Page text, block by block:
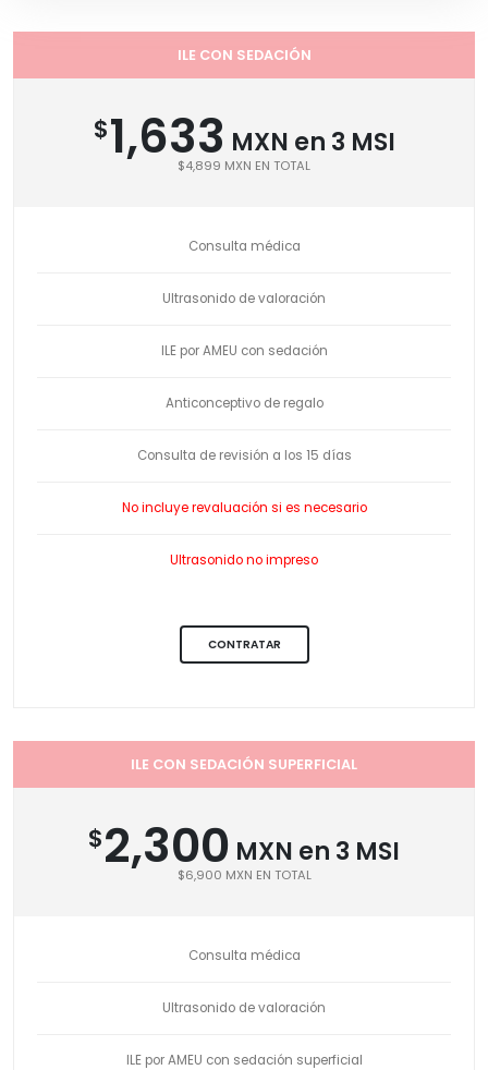
ILE CON SEDACIÓN
$1,633 MXN en 3 MSI
$4,899 MXN EN TOTAL
Consulta médica
Ultrasonido de valoración
ILE por AMEU con sedación
Anticonceptivo de regalo
Consulta de revisión a los 15 días
No incluye revaluación si es necesario
Ultrasonido no impreso
CONTRATAR
ILE CON SEDACIÓN SUPERFICIAL
$2,300 MXN en 3 MSI
$6,900 MXN EN TOTAL
Consulta médica
Ultrasonido de valoración
ILE por AMEU con sedación superficial